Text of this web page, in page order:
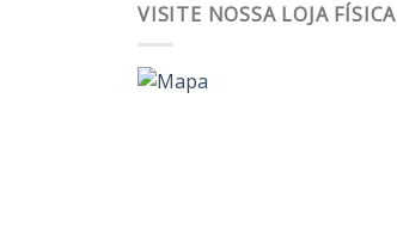
VISITE NOSSA LOJA FÍSICA